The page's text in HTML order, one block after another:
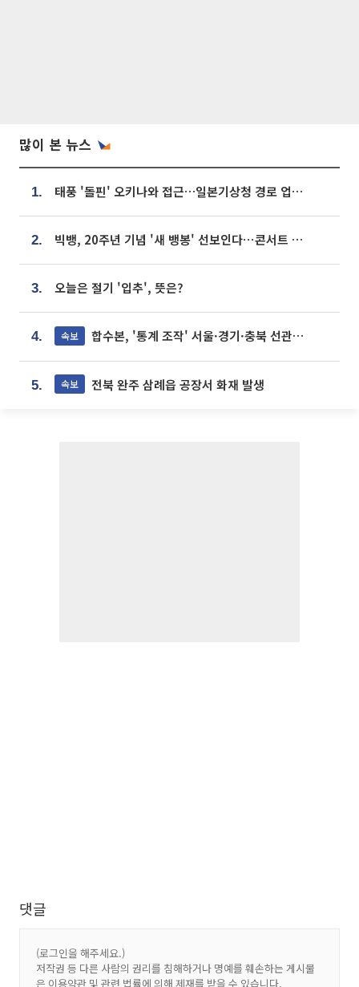
많이 본 뉴스
1. 태풍 '돌핀' 오키나와 접근…일본기상청 경로 업데이트
2. 빅뱅, 20주년 기념 '새 뱅봉' 선보인다⋯콘서트 앞두고 팝업 개최
3. 오늘은 절기 '입추', 뜻은?
4. 속보 합수본, '통계 조작' 서울·경기·충북 선관위 등 추가 압수수색
5. 속보 전북 완주 삼례읍 공장서 화재 발생
댓글